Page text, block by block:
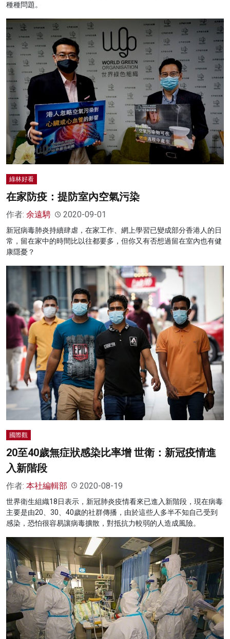
種種問題。
綠林好看
在家防疫：提防室內空氣污染
作者: 余遠騁 2020-09-01
新冠病毒肺炎持續肆虐，在家工作、網上學習已變成部分香港人的日
常，留在家中的時間比以往都要多，但你又有否想過留在室內也有健
康隱憂？
國際觀
20至40歲無症狀感染比率增 世衛：新冠疫情進
入新階段
作者: 本社編輯部 2020-08-19
世界衛生組織18日表示，新冠肺炎疫情看來已進入新階段，現在病毒
主要是由20、30、40歲的社群傳播，由於這些人多半不知自己受到
感染，恐怕很容易讓病毒擴散，對抵抗力較弱的人造成風險。